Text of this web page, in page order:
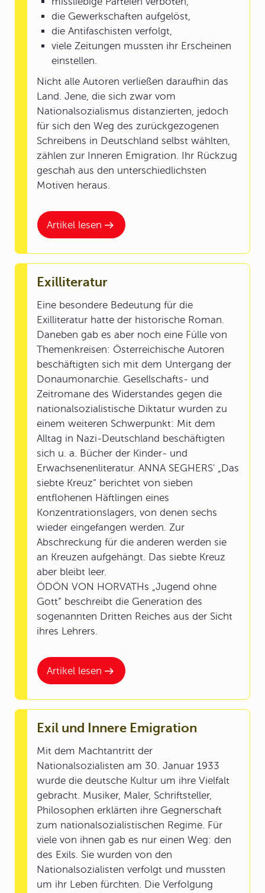
Artikel lesen
die Gewerkschaften aufgelöst,
die Antifaschisten verfolgt,
viele Zeitungen mussten ihr Erscheinen
einstellen.
Nicht alle Autoren verließen daraufhin das
Land. Jene, die sich zwar vom
Nationalsozialismus distanzierten, jedoch
für sich den Weg des zurückgezogenen
Schreibens in Deutschland selbst wählten,
zählen zur Inneren Emigration. Ihr Rückzug
geschah aus den unterschiedlichsten
Motiven heraus.
Artikel lesen
Exilliteratur
Eine besondere Bedeutung für die
Exilliteratur hatte der historische Roman.
Daneben gab es aber noch eine Fülle von
Themenkreisen: Österreichische Autoren
beschäftigten sich mit dem Untergang der
Donaumonarchie. Gesellschafts- und
Zeitromane des Widerstandes gegen die
nationalsozialistische Diktatur wurden zu
einem weiteren Schwerpunkt: Mit dem
Alltag in Nazi-Deutschland beschäftigten
sich u. a. Bücher der Kinder- und
Erwachsenenliteratur. ANNA SEGHERS' „Das
siebte Kreuz“ berichtet von sieben
entflohenen Häftlingen eines
Konzentrationslagers, von denen sechs
wieder eingefangen werden. Zur
Abschreckung für die anderen werden sie
an Kreuzen aufgehängt. Das siebte Kreuz
aber bleibt leer.
ÖDÖN VON HORVATHs „Jugend ohne
Gott“ beschreibt die Generation des
sogenannten Dritten Reiches aus der Sicht
ihres Lehrers.
Exil und Innere Emigration
Mit dem Machtantritt der
Nationalsozialisten am 30. Januar 1933
wurde die deutsche Kultur um ihre Vielfalt
gebracht. Musiker, Maler, Schriftsteller,
Philosophen erklärten ihre Gegnerschaft
zum nationalsozialistischen Regime. Für
viele von ihnen gab es nur einen Weg: den
des Exils. Sie wurden von den
Nationalsozialisten verfolgt und mussten
um ihr Leben fürchten. Die Verfolgung